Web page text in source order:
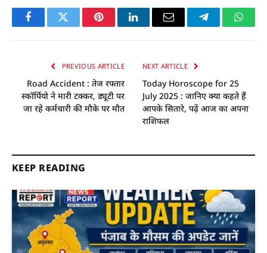
FacebookTwitter PinterestLinkedInEmail Telegram
PREVIOUS ARTICLE
Road Accident : तेज रफ्तार
स्कॉर्पियो ने मारी टक्कर, ड्यूटी पर
जा रहे कर्मचारी की मौके पर मौत
NEXT ARTICLE
Today Horoscope for 25
July 2025 : जानिए क्या कहते हैं
आपके सितारे, पढ़ें आज का अपना
राशिफल
KEEP READING